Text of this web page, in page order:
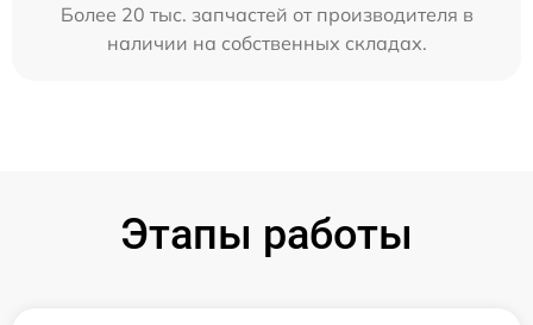
Более 20 тыс. запчастей от производителя в
наличии на собственных складах.
Этапы работы